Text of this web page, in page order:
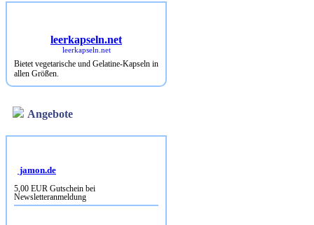
leerkapseln.net
leerkapseln.net
Bietet vegetarische und Gelatine-Kapseln in
allen Größen.
Angebote
jamon.de
5,00 EUR Gutschein bei
Newsletteranmeldung